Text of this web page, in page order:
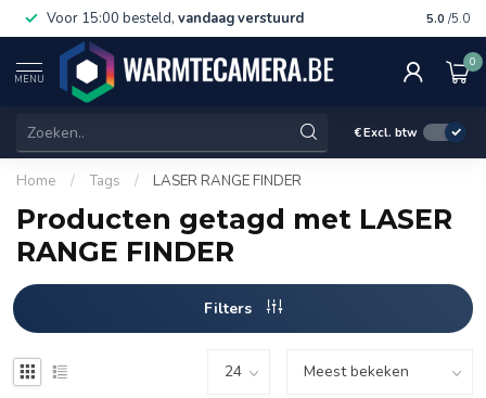
Voor 15:00 besteld, vandaag verstuurd Gratis
5.0 /5.0
MENU
0
€Excl. btw
Home / Tags / LASER RANGE FINDER
Producten getagd met LASER
RANGE FINDER
Filters